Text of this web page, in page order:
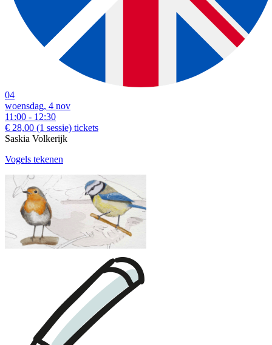
04
woensdag, 4 nov
11:00 - 12:30
€ 28,00 (1 sessie) tickets
Saskia Volkerijk
Vogels tekenen